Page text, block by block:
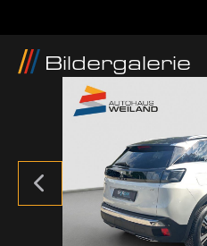
Bildergalerie